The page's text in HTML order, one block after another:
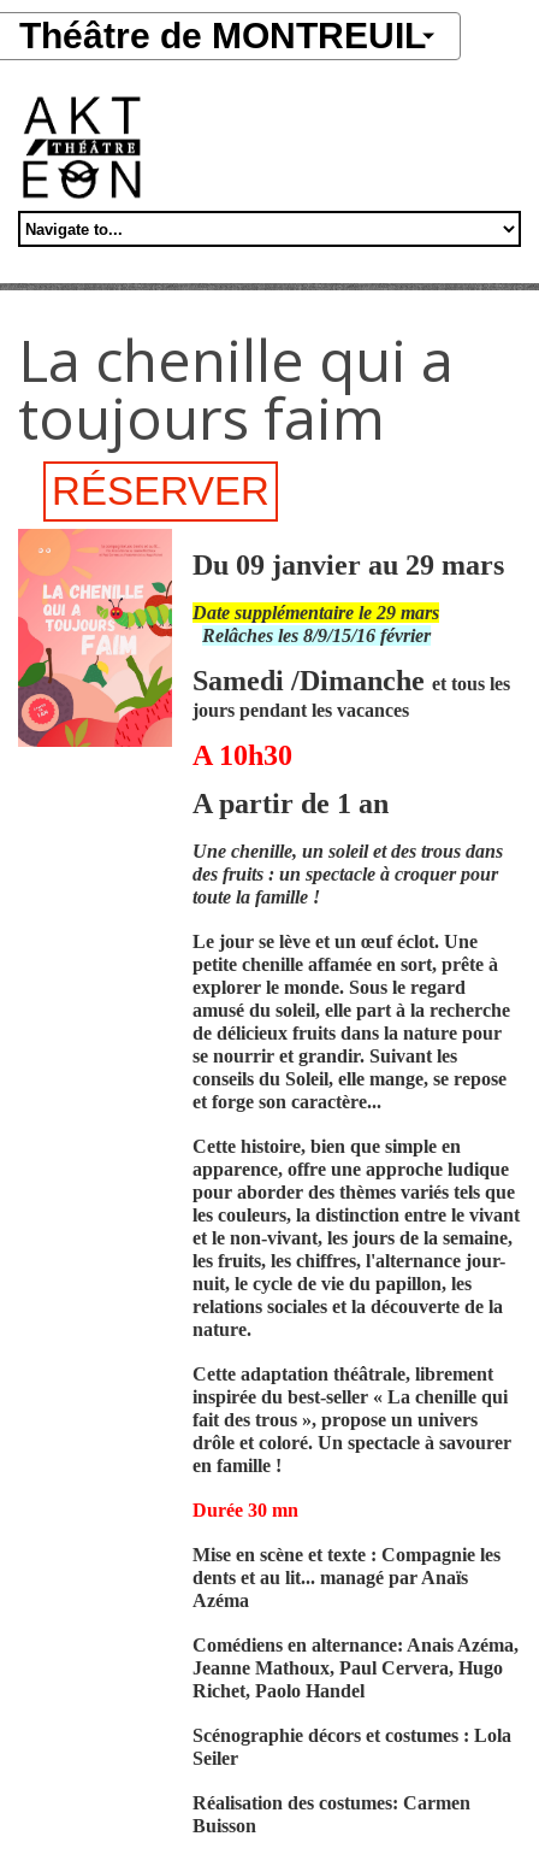
Aller au contenu principal
Théâtre de MONTREUIL
La chenille qui a
toujours faim
RÉSERVER
Du 09 janvier au 29 mars
Date supplémentaire le 29 mars
Relâches les 8/9/15/16 février
Samedi /Dimanche et tous les
jours pendant les vacances
A 10h30
A partir de 1 an
Une chenille, un soleil et des trous dans
des fruits : un spectacle à croquer pour
toute la famille !
Le jour se lève et un œuf éclot. Une
petite chenille affamée en sort, prête à
explorer le monde. Sous le regard
amusé du soleil, elle part à la recherche
de délicieux fruits dans la nature pour
se nourrir et grandir. Suivant les
conseils du Soleil, elle mange, se repose
et forge son caractère...
Cette histoire, bien que simple en
apparence, offre une approche ludique
pour aborder des thèmes variés tels que
les couleurs, la distinction entre le vivant
et le non-vivant, les jours de la semaine,
les fruits, les chiffres, l'alternance jour-
nuit, le cycle de vie du papillon, les
relations sociales et la découverte de la
nature.
Cette adaptation théâtrale, librement
inspirée du best-seller « La chenille qui
fait des trous », propose un univers
drôle et coloré. Un spectacle à savourer
en famille !
Durée 30 mn
Mise en scène et texte : Compagnie les
dents et au lit... managé par Anaïs
Azéma
Comédiens en alternance: Anais Azéma,
Jeanne Mathoux, Paul Cervera, Hugo
Richet, Paolo Handel
Scénographie décors et costumes : Lola
Seiler
Réalisation des costumes: Carmen
Buisson